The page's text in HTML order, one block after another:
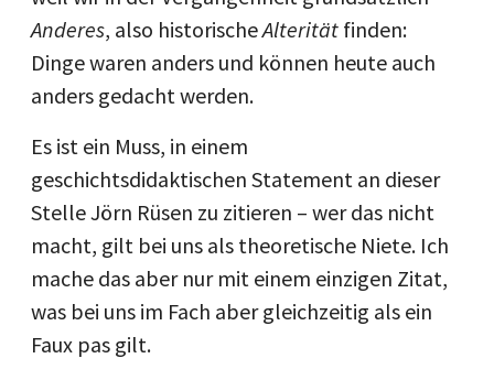
Anderes, also historischeAlterität finden:
Dinge waren anders und können heute auch
anders gedacht werden.
Es ist ein Muss, in einem
geschichtsdidaktischen Statement an dieser
Stelle Jörn Rüsen zu zitieren – wer das nicht
macht, gilt bei uns als theoretische Niete. Ich
mache das aber nur mit einem einzigen Zitat,
was bei uns im Fach aber gleichzeitig als ein
Faux pas gilt.